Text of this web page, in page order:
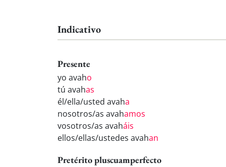
Indicativo
Presente
yo avaho
tú avahas
él/ella/usted avaha
nosotros/as avahamos
vosotros/as avaháis
ellos/ellas/ustedes avahan
Pretérito pluscuamperfecto